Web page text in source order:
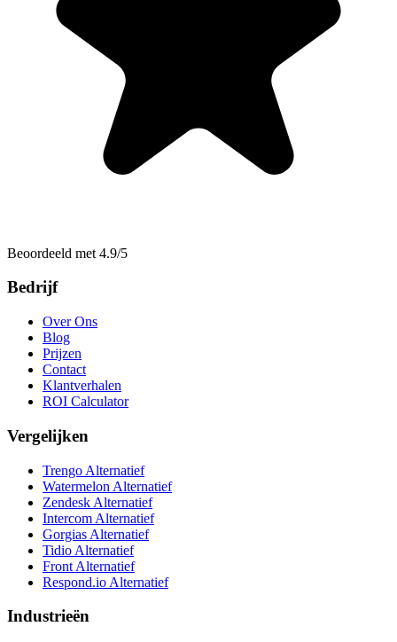
Beoordeeld met 4.9/5
Bedrijf
Over Ons
Blog
Prijzen
Contact
Klantverhalen
ROI Calculator
Vergelijken
Trengo Alternatief
Watermelon Alternatief
Zendesk Alternatief
Intercom Alternatief
Gorgias Alternatief
Tidio Alternatief
Front Alternatief
Respond.io Alternatief
Industrieën